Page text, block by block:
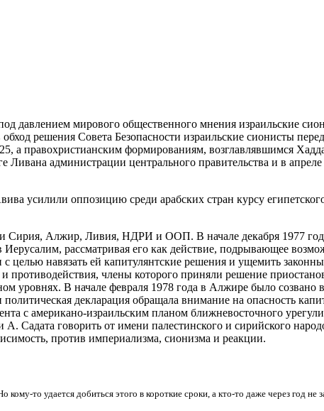
давлением мирового общественного мнения израильские
решения Совета Безопасности израильские сионисты
а правохристианским формированиям, возглавлявшимся
администрации центрального правительства и в
усилили оппозицию среди арабских стран курсу
Сирия, Алжир, Ливия, НДРИ и ООП. В начале декабря 1977
рассматривая его как действие, подрывающее
навязать ей капитулянтские решения и ущемить
члены которого приняли решение
уровнях. В начале февраля 1978 года в Алжире было созвано
декларация обращала внимание на опасность
с американо-израильским планом ближневосточного
Садата говорить от имени палестинского и сирийского
против империализма, сионизма и реакции.
то удается добиться этого в короткие сроки, а кто-то даже через год не